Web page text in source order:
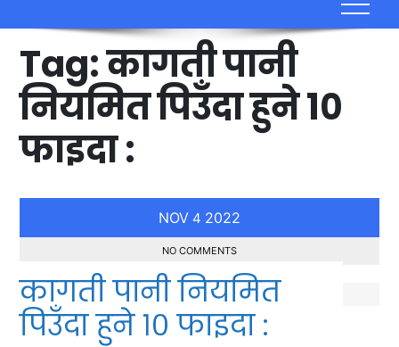
Tag:कागती पानी
नियमित पिउँदा हुने १०
फाइदा :
NOV 4 2022
NO COMMENTS
कागती पानी नियमित
पिउँदा हुने १० फाइदा :